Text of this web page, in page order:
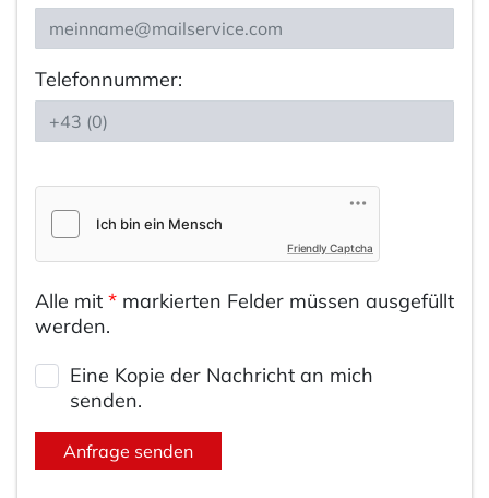
Telefonnummer:
Friendly Captcha
Alle mit * markierten Felder müssen ausgefüllt
werden.
Eine Kopie der Nachricht an mich
senden.
Anfrage senden